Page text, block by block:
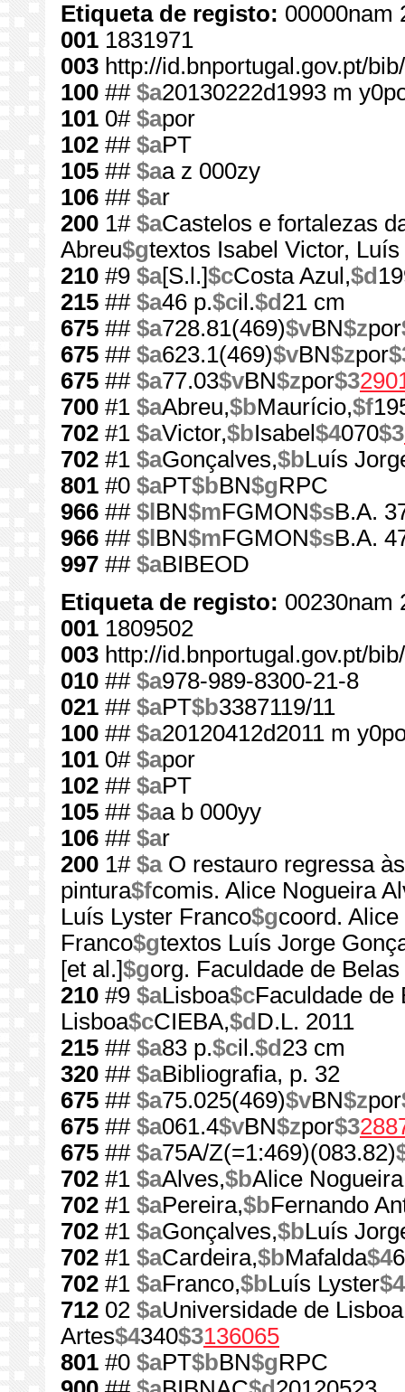
Etiqueta de registo: 00000nam
001 1831971
003 http://id.bnportugal.gov.pt/
100 ## $a20130222d1993 m
101 0# $apor
102 ## $aPT
105 ## $aa z 000zy
106 ## $ar
200 1# $aCastelos e fortalezas
Abreu$gtextos Isabel Victor,
210 #9 $a[S.l.]$cCosta Azul,$d
215 ## $a46 p.$cil.$d 21 cm
675 ## $a728.81(469)$vBN$zpor
675 ## $a623.1(469)$vBN$zpor
675 ## $a77.03$vBN$zpor$3
700 #1 $aAbreu,$bMaurício,$f
702 #1 $aVictor,$bIsabel $4070$3
702 #1 $aGonçalves,$bLuís
801 #0 $aPT$bBN$gRPC
966 ## $l BN$mFGMON$sB.A.
966 ## $l BN$mFGMON$sB.A.
997 ## $aBIBEOD
Etiqueta de registo: 00230nam
001 1809502
003 http://id.bnportugal.gov.pt/
010 ## $a978-989-8300-21-8
021 ## $aPT$b3387119/11
100 ## $a20120412d2011 m
101 0# $apor
102 ## $aPT
105 ## $aa b 000yy
106 ## $ar
200 1# $aO restauro regressa
pintura$fcomis. Alice Nogueira
Luís Lyster Franco$gcoord.
Franco$gtextos Luís Jorge
[et al.]$gorg. Faculdade de
210 #9 $aLisboa$cFaculdade de
Lisboa$cCIEBA,$d D.L. 2011
215 ## $a83 p.$cil.$d 23 cm
320 ## $aBibliografia, p. 32
675 ## $a75.025(469)$vBN$zpor
675 ## $a061.4$vBN$zpor$3
675 ## $a75A/Z(=1:469)(083.82)
702 #1 $aAlves,$bAlice
702 #1 $aPereira,$bFernando
702 #1 $aGonçalves,$bLuís
702 #1 $aCardeira,$bMafalda$4
702 #1 $aFranco,$bLuís Lyster$4
712 02 $aUniversidade de
Artes$4340$3136065
801 #0 $aPT$bBN$gRPC